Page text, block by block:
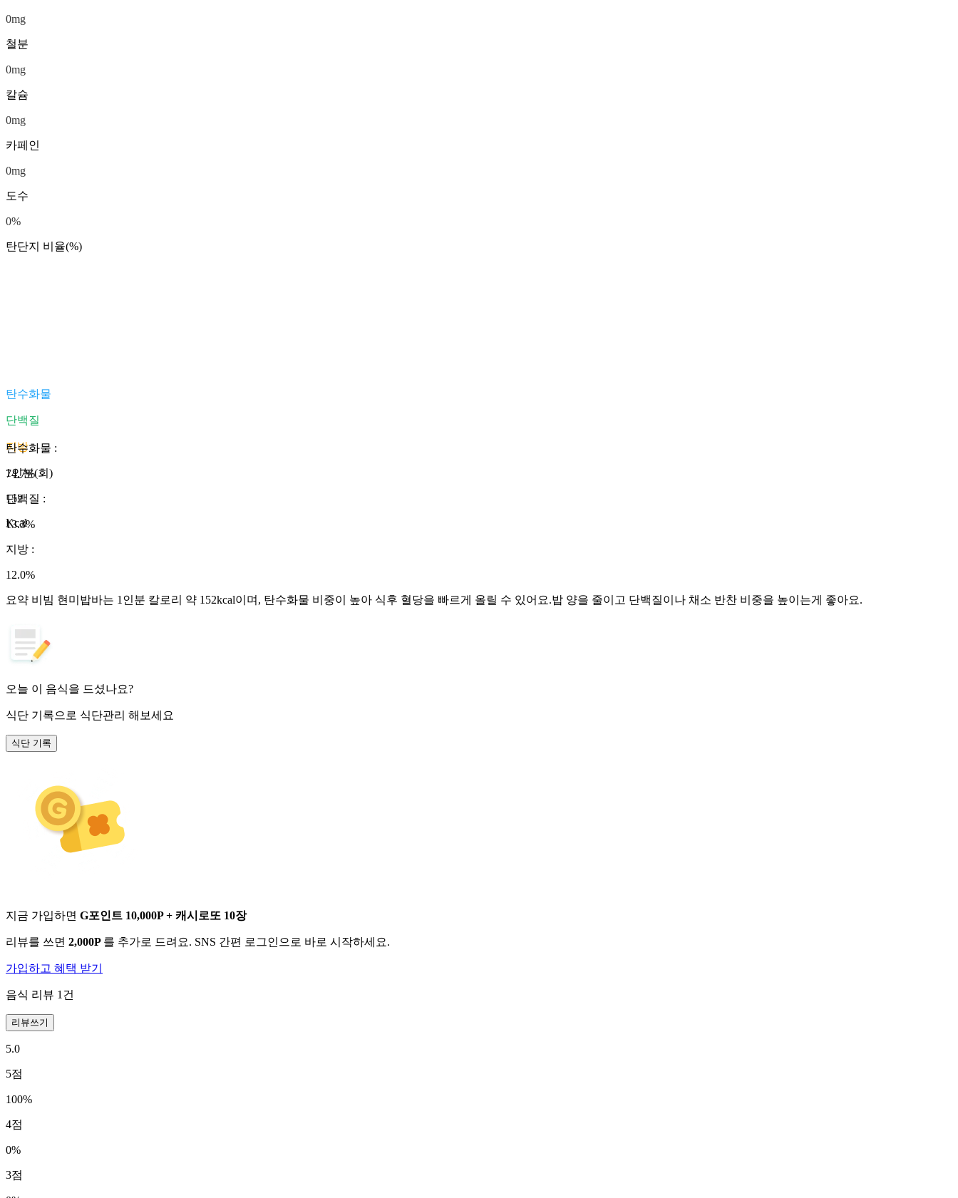
0mg
철분
0mg
칼슘
0mg
카페인
0mg
도수
0%
탄단지 비율(%)
탄수화물
단백질
지방
1인분(회)
152
Kcal
탄수화물 :
74.7%
단백질 :
13.3%
지방 :
12.0%
요약 비빔 현미밥바는 1인분 칼로리 약 152kcal이며, 탄수화물 비중이 높아 식후 혈당을 빠르게 올릴 수 있어요.밥 양을 줄이고 단백질이나 채소 반찬 비중을 높이는게 좋아요.
오늘 이 음식을 드셨나요?
식단 기록으로 식단관리 해보세요
식단 기록
지금 가입하면 G포인트 10,000P + 캐시로또 10장
리뷰를 쓰면 2,000P 를 추가로 드려요. SNS 간편 로그인으로 바로 시작하세요.
가입하고 혜택 받기
음식 리뷰 1 건
리뷰쓰기
5.0
5점
100%
4점
0%
3점